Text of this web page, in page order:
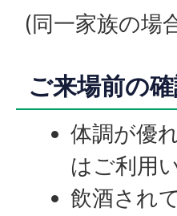
(同一家族の場
ご来場前の
体調が優
はご利用
飲酒され